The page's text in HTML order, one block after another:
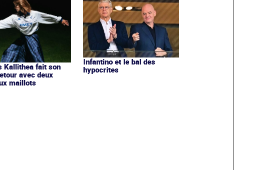
Kallithea fait son
avec deux
maillots
Infantino et le bal des
hypocrites